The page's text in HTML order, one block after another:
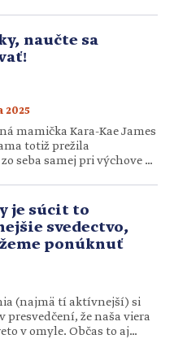
päť dní je pre matku
naučte sa
2025
mamička Kara-Kae James
totiž prežila
seba samej pri výchove a
Keď sú mamy
alebo po niečom, čo
je súcit to
svedectvo,
ponúknuť
(najmä tí aktívnejší) si
presvedčení, že naša viera
v omyle. Občas to aj